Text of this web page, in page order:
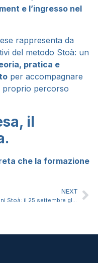
e l’ingresso nel
rappresenta da
del metodo Stoà: un
pratica e
per accompagnare
proprio percorso
il
che la formazione
NEXT